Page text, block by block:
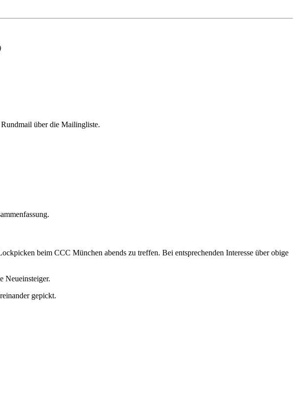
über die Mailingliste.
beim CCC München abends zu treffen. Bei entsprechenden Interesse über obige
Neueinsteiger.
gepickt.